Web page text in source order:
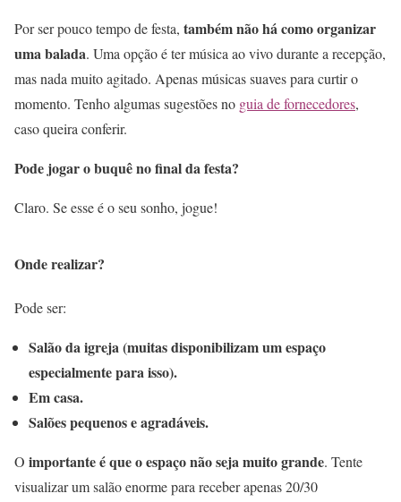
Por ser pouco tempo de festa, também não há como organizar
uma balada. Uma opção é ter música ao vivo durante a recepção,
mas nada muito agitado. Apenas músicas suaves para curtir o
momento. Tenho algumas sugestões no guia de fornecedores,
caso queira conferir.
Pode jogar o buquê no final da festa?
Claro. Se esse é o seu sonho, jogue!
Onde realizar?
Pode ser:
Salão da igreja (muitas disponibilizam um espaço
especialmente para isso).
Em casa.
Salões pequenos e agradáveis.
O importante é que o espaço não seja muito grande. Tente
visualizar um salão enorme para receber apenas 20/30